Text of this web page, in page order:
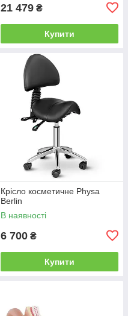
21 479 ₴
Купити
Крісло косметичне Physa
Berlin
В наявності
6 700 ₴
Купити